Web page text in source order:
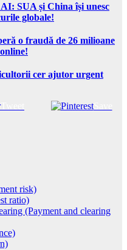
SUA și China își unesc
globale!
o fraudă de 26 milioane
cer ajutor urgent
Tweet Save
risk)
ratio)
(Payment and clearing